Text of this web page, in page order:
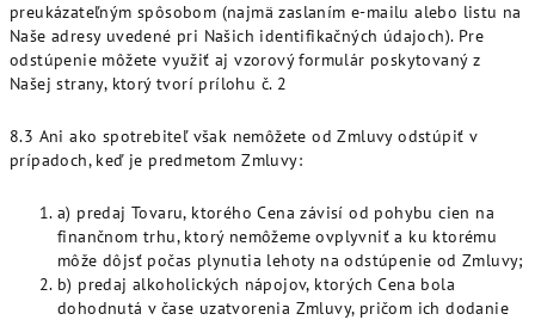
preukázateľným spôsobom (najmä zaslaním e-mailu alebo listu na
Naše adresy uvedené pri Našich identifikačných údajoch). Pre
odstúpenie môžete využiť aj vzorový formulár poskytovaný z
Našej strany, ktorý tvorí prílohu č. 2
8.3 Ani ako spotrebiteľ však nemôžete od Zmluvy odstúpiť v
prípadoch, keď je predmetom Zmluvy:
a) predaj Tovaru, ktorého Cena závisí od pohybu cien na
finančnom trhu, ktorý nemôžeme ovplyvniť a ku ktorému
môže dôjsť počas plynutia lehoty na odstúpenie od Zmluvy;
b) predaj alkoholických nápojov, ktorých Cena bola
dohodnutá v čase uzatvorenia Zmluvy, pričom ich dodanie